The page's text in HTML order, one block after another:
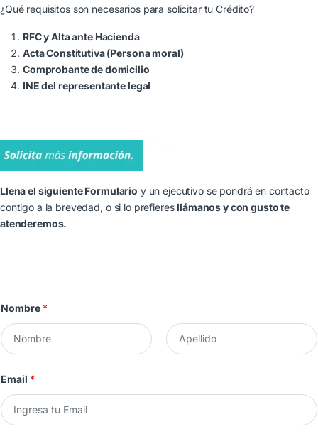
¿Qué requisitos son necesarios para solicitar tu Crédito?
RFC y Alta ante Hacienda
Acta Constitutiva (Persona moral)
Comprobante de domicilio
INE del representante legal
Llena el siguiente Formulario y un ejecutivo se pondrá en contacto
contigo a la brevedad, o si lo prefieresllámanos y con gusto te
atenderemos.
Nombre *
m
r
e
l
d
Email *